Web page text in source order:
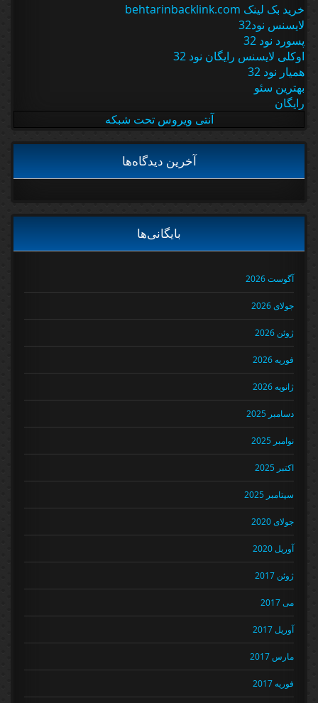
خرید بک لینک behtarinbacklink.com
لایسنس نود32
پسورد نود 32
اوکلی لایسنس رایگان نود 32
همیار نود 32
بهترین سئو
رایگان
آنتی ویروس تحت شبکه
آخرین دیدگاه‌ها
بایگانی‌ها
آگوست 2026
جولای 2026
ژوئن 2026
فوریه 2026
ژانویه 2026
دسامبر 2025
نوامبر 2025
اکتبر 2025
سپتامبر 2025
جولای 2020
آوریل 2020
ژوئن 2017
می 2017
آوریل 2017
مارس 2017
فوریه 2017